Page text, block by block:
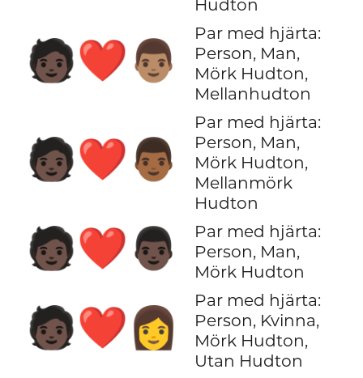
Hudton
🧑🏿‍❤️‍👨🏽
Par med hjärta:
Person, Man,
Mörk Hudton,
Mellanhudton
🧑🏿‍❤️‍👨🏾
Par med hjärta:
Person, Man,
Mörk Hudton,
Mellanmörk
Hudton
🧑🏿‍❤️‍👨🏿
Par med hjärta:
Person, Man,
Mörk Hudton
🧑🏿‍❤️‍👩
Par med hjärta:
Person, Kvinna,
Mörk Hudton,
Utan Hudton